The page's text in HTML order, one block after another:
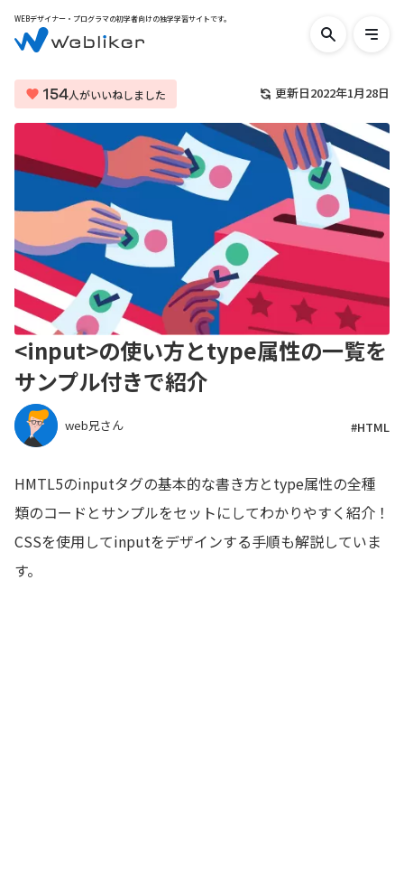
WEBデザイナー・プログラマの初学者向けの独学学習サイトです。
検
る ー
開
く
154人がいいねしました 更新日2022年1月28日
<input>の使い方とtype属性の一覧を
サンプル付きで紹介
web兄さん #HTML
HMTL5のinputタグの基本的な書き方とtype属性の全種
類のコードとサンプルをセットにしてわかりやすく紹介！
CSSを使用してinputをデザインする手順も解説していま
す。